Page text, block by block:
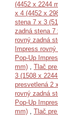
(4452 x 2244
x 4 (4452 x
stena 7 x 3
zadná stena 7
rovný zadná
Impress
Pop-Up
mm) , Tlač
3 (1508 x
presvetlená 2
rovný zadná
Pop-Up
mm) , Tlač